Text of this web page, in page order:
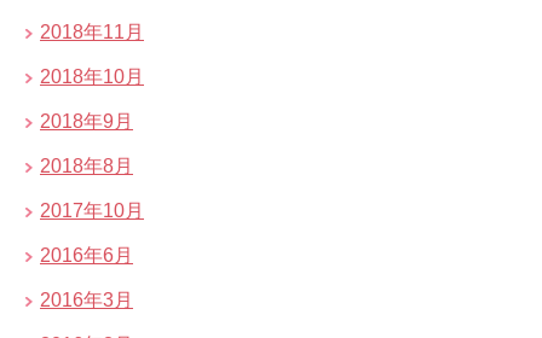
2018年11月
2018年10月
2018年9月
2018年8月
2017年10月
2016年6月
2016年3月